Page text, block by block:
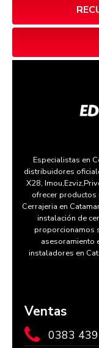
Especialistas en
distribuidores
X28,
ofrecer productos
Cerrajeria en
instalación de
proporcionamos
asesoramiento
instaladores en
Ventas
0383